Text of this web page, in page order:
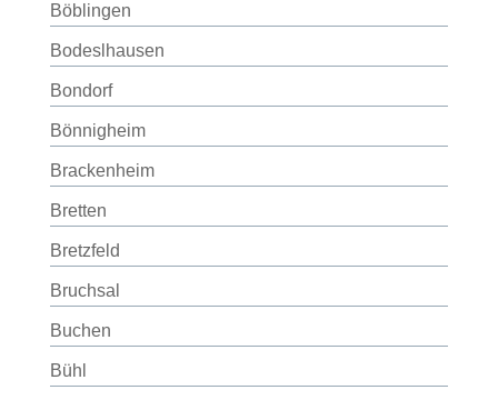
Böblingen
Bodeslhausen
Bondorf
Bönnigheim
Brackenheim
Bretten
Bretzfeld
Bruchsal
Buchen
Bühl